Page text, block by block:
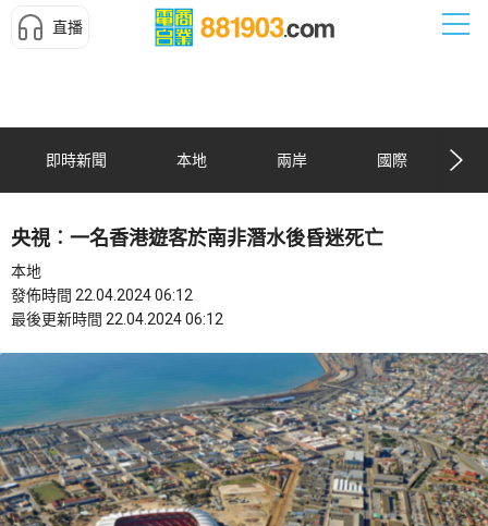
直播
即時新聞 本地 兩岸 國際
央視︰一名香港遊客於南非潛水後昏迷死亡
本地
發佈時間 22.04.2024 06:12
最後更新時間 22.04.2024 06:12